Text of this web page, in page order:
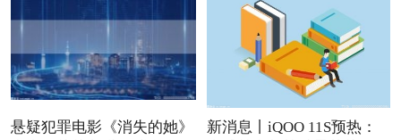
悬疑犯罪电影《消失的她》
新消息丨iQOO 11S预热：